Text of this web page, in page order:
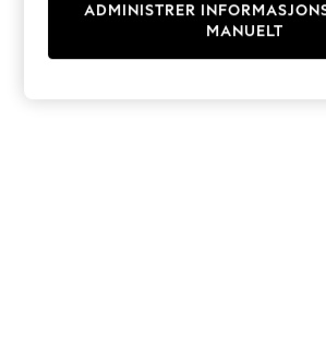
T-Shirts
ADMINISTRER
MANUELT